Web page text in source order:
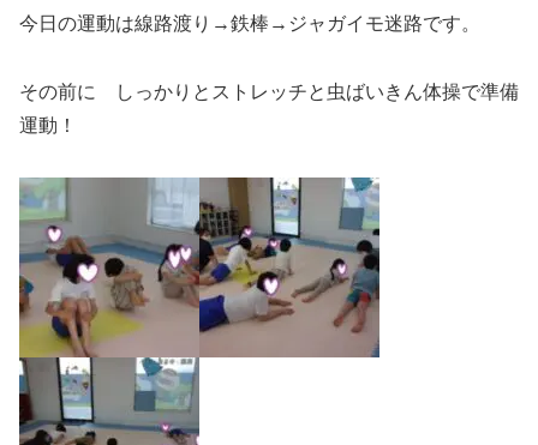
今日の運動は線路渡り→鉄棒→ジャガイモ迷路です。
その前に しっかりとストレッチと虫ばいきん体操で準備
運動！